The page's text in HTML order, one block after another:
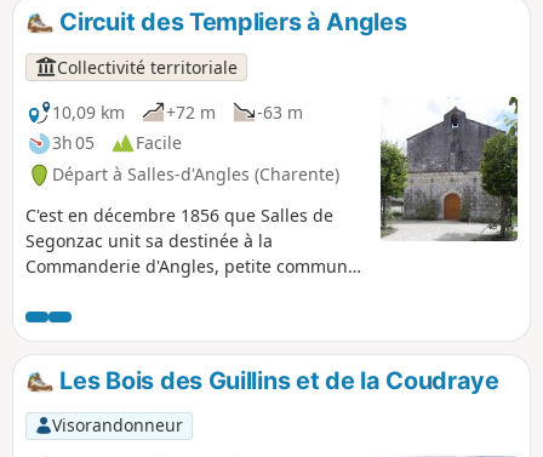
Paul.Circuit des Templiers à Angles
Collectivité territoriale
10,09 km
+72 m
-63 m
3h 05
Facile
Départ à Salles-d'Angles (Charente)
C'est en décembre 1856 que Salles de
Segonzac unit sa destinée à la
Commanderie d'Angles, petite commune
Angles rythmait sa vie en accord avec la
rivière alors que Salles, à l'allure d'un
gros village, faisait de la vigne son axe
principal.
Les Bois des Guillins et de la Coudraye
Visorandonneur